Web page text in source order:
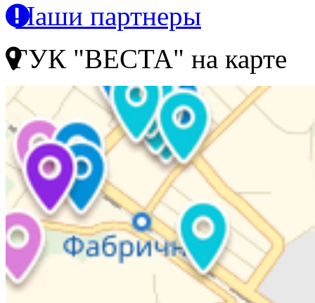
Наши партнеры
ГУК "ВЕСТА" на карте